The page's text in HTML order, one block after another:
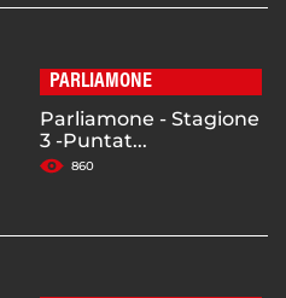
PARLIAMONE
Parliamone - Stagione
3 -Puntat...
860